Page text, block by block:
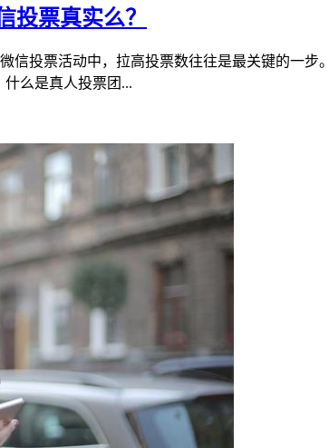
投票真实么？
信投票活动中，拉高投票数往往是最关键的一
么是真人投票团...